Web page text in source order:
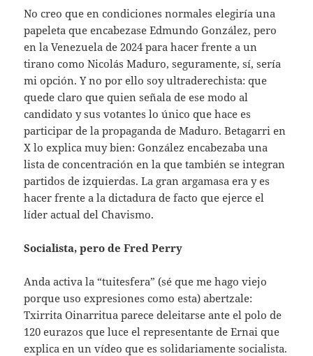
No creo que en condiciones normales elegiría una
papeleta que encabezase Edmundo González, pero
en la Venezuela de 2024 para hacer frente a un
tirano como Nicolás Maduro, seguramente, sí, sería
mi opción. Y no por ello soy ultraderechista: que
quede claro que quien señala de ese modo al
candidato y sus votantes lo único que hace es
participar de la propaganda de Maduro. Betagarri en
X lo explica muy bien: González encabezaba una
lista de concentración en la que también se integran
partidos de izquierdas. La gran argamasa era y es
hacer frente a la dictadura de facto que ejerce el
líder actual del Chavismo.
Socialista, pero de Fred Perry
Anda activa la “tuitesfera” (sé que me hago viejo
porque uso expresiones como esta) abertzale:
Txirrita Oinarritua parece deleitarse ante el polo de
120 eurazos que luce el representante de Ernai que
explica en un vídeo que es solidariamente socialista.